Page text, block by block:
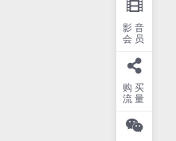
影音
会员
购买
流量